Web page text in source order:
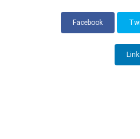
Facebook